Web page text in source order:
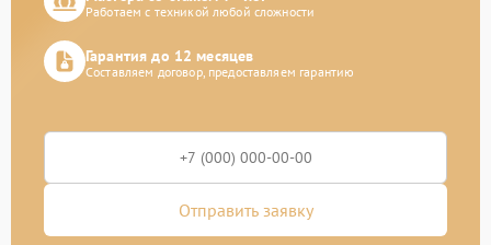
Работаем с техникой любой сложности
Гарантия до 12 месяцев
Составляем договор, предоставляем гарантию
Отправить заявку